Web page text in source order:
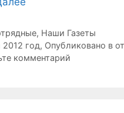
, Наши Газеты
год, Опубликовано в
комментарий